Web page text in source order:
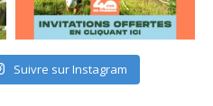
Suivre sur Instagram